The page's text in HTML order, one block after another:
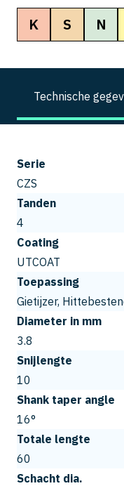
K S N
Technische
Serie
CZS
Tanden
4
Coating
UTCOAT
Toepassing
Gietijzer,
Diameter in mm
3.8
Snijlengte
10
Shank taper angle
16°
Totale lengte
60
Schacht dia.